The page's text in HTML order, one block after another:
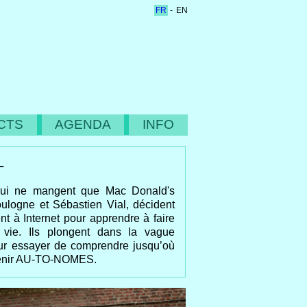
FR - EN
AGENDA INFO
ne mangent que Mac Donald's
et Sébastien Vial, décident
à Internet pour apprendre à faire
Ils plongent dans la vague
essayer de comprendre jusqu’où
AU-TO-NOMES.